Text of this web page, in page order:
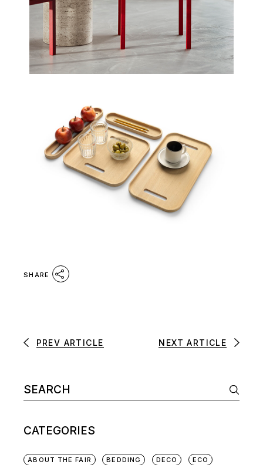
SHARE
PREV ARTICLE NEXT ARTICLE
CATEGORIES
ABOUT THE FAIR BEDDING DECO ECO